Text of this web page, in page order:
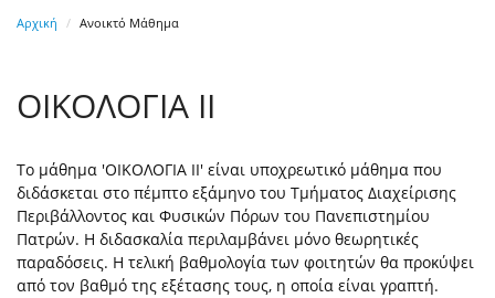
Αρχική Ανοικτό Μάθημα
ΟΙΚΟΛΟΓΙΑ ΙΙ
Το μάθημα 'ΟΙΚΟΛΟΓΙΑ ΙΙ' είναι υποχρεωτικό μάθημα που
διδάσκεται στο πέμπτο εξάμηνο του Τμήματος Διαχείρισης
Περιβάλλοντος και Φυσικών Πόρων του Πανεπιστημίου
Πατρών. Η διδασκαλία περιλαμβάνει μόνο θεωρητικές
παραδόσεις. Η τελική βαθμολογία των φοιτητών θα προκύψει
από τον βαθμό της εξέτασης τους, η οποία είναι γραπτή.